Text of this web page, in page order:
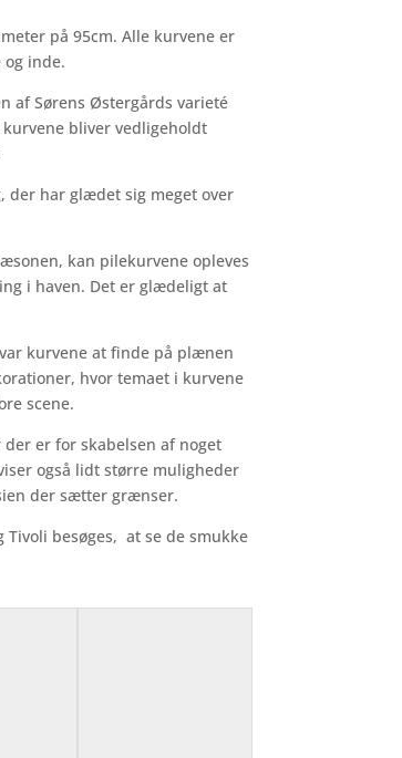
på 95cm. Alle kurvene er
inde.
af Sørens Østergårds varieté
bliver vedligeholdt
der har glædet sig meget over
kan pilekurvene opleves
i haven. Det er glædeligt at
kurvene at finde på plænen
hvor temaet i kurvene
scene.
er for skabelsen af noget
også lidt større muligheder
der sætter grænser.
besøges, at se de smukke